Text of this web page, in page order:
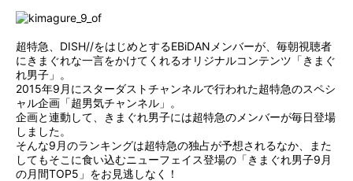
超特急、DISH//をはじめとするEBiDANメンバーが、毎朝視聴者
にきまぐれな一言をかけてくれるオリジナルコンテンツ「きまぐ
れ男子」。
2015年9月にスターダストチャンネルで行われた超特急のスペシ
ャル企画「超男気チャンネル」。
企画と連動して、きまぐれ男子には超特急のメンバーが毎日登場
しました。
そんな9月のランキングは超特急の独占が予想されるなか、また
してもそこに食い込むニューフェイス登場の「きまぐれ男子9月
の月間TOP5」をお見逃しなく！